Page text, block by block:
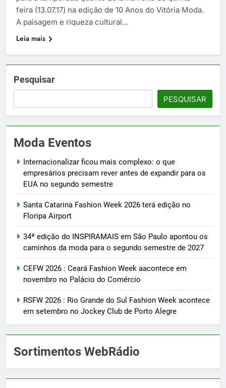
feira (13.07.17) na edição de 10 Anos do Vitória Moda.
A paisagem e riqueza cultural…
Leia mais
Pesquisar
PESQUISAR
Moda Eventos
Internacionalizar ficou mais complexo: o que
empresários precisam rever antes de expandir para os
EUA no segundo semestre
Santa Catarina Fashion Week 2026 terá edição no
Floripa Airport
34ª edição do INSPIRAMAIS em São Paulo apontou os
caminhos da moda para o segundo semestre de 2027
CEFW 2026 : Ceará Fashion Week aacontece em
novembro no Palácio do Comércio
RSFW 2026 : Rio Grande do Sul Fashion Week acontece
em setembro no Jockey Club de Porto Alegre
Sortimentos WebRádio